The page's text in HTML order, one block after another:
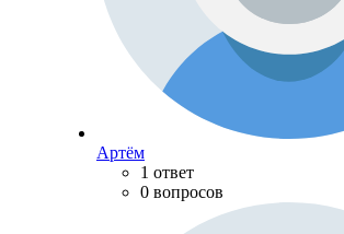
Артём
1 ответ
0 вопросов